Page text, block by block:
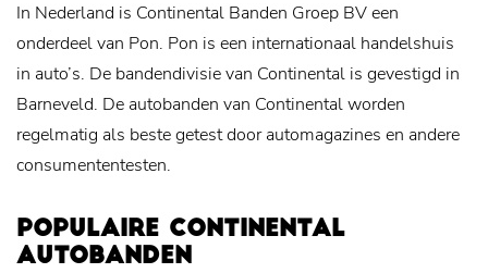
In Nederland is Continental Banden Groep BV een
onderdeel van Pon. Pon is een internationaal handelshuis
in auto’s. De bandendivisie van Continental is gevestigd in
Barneveld. De autobanden van Continental worden
regelmatig als beste getest door automagazines en andere
consumententesten.
POPULAIRE CONTINENTAL
AUTOBANDEN